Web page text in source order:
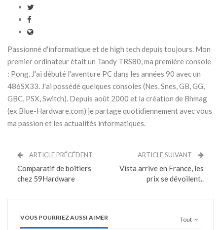
Passionné d'informatique et de high tech depuis toujours. Mon
premier ordinateur était un Tandy TRS80, ma première console
: Pong. J'ai débuté l'aventure PC dans les années 90 avec un
486SX33. J'ai possédé quelques consoles (Nes, Snes, GB, GG,
GBC, PSX, Switch). Depuis août 2000 et la création de Bhmag
(ex Blue-Hardware.com) je partage quotidiennement avec vous
ma passion et les actualités informatiques.
ARTICLE PRÉCÉDENT
Comparatif de boîtiers
chez 59Hardware
ARTICLE SUIVANT
Vista arrive en France, les
prix se dévoilent..
Tout
VOUS POURRIEZ AUSSI AIMER